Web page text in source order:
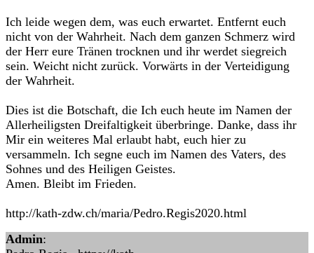
Ich leide wegen dem, was euch erwartet. Entfernt euch
nicht von der Wahrheit. Nach dem ganzen Schmerz wird
der Herr eure Tränen trocknen und ihr werdet siegreich
sein. Weicht nicht zurück. Vorwärts in der Verteidigung
der Wahrheit.
Dies ist die Botschaft, die Ich euch heute im Namen der
Allerheiligsten Dreifaltigkeit überbringe. Danke, dass ihr
Mir ein weiteres Mal erlaubt habt, euch hier zu
versammeln. Ich segne euch im Namen des Vaters, des
Sohnes und des Heiligen Geistes.
Amen. Bleibt im Frieden.
http://kath-zdw.ch/maria/Pedro.Regis2020.html
Admin: